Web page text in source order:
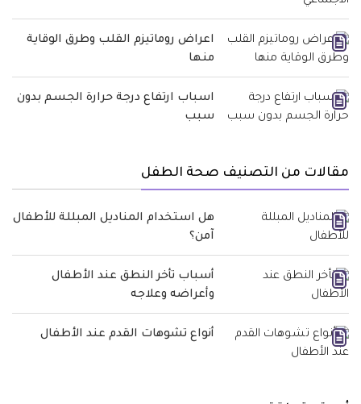
اعراض روماتيزم القلب وطرق الوقاية
منها
اسباب ارتفاع درجة حرارة الجسم بدون
سبب
مقالات من التصنيف صحة الطفل
هل استخدام المناديل المبللة للأطفال
آمن؟
أسباب تأخر النطق عند الأطفال
وأعراضه وعلاجه
أنواع تشوهات القدم عند الأطفال